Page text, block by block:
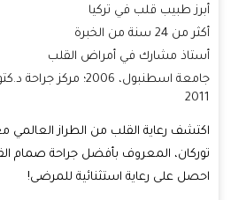
أبرز طبيب قلب في تركيا
أكثر من 24 سنة من الخبرة
أستاذ مشارك في أمراض القلب
جامعة اسطنبول، 2006؛
2011
اكتشف رعاية القلب من الطراز العالمي
توركان، المعروف بأفضل جراحة صمام
احصل على رعاية استثنائية للمرضى!